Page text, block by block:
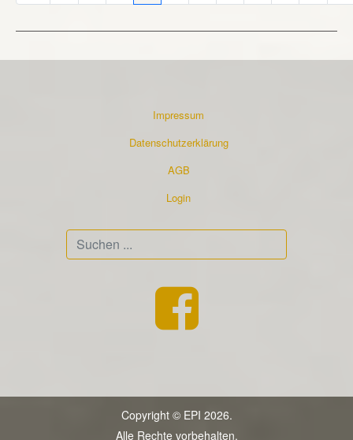
Impressum
Datenschutzerklärung
AGB
Login
Copyright © EPI 2026.
Alle Rechte vorbehalten.